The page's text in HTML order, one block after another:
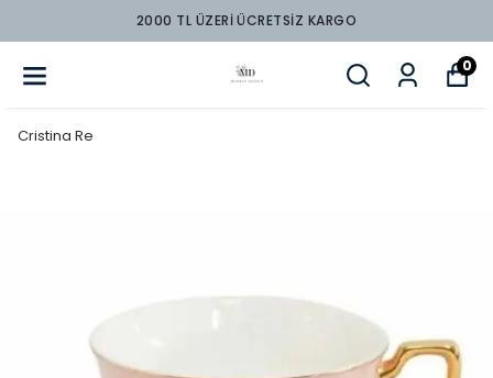
2000 TL ÜZERİ ÜCRETSİZ KARGO
0
Cristina Re